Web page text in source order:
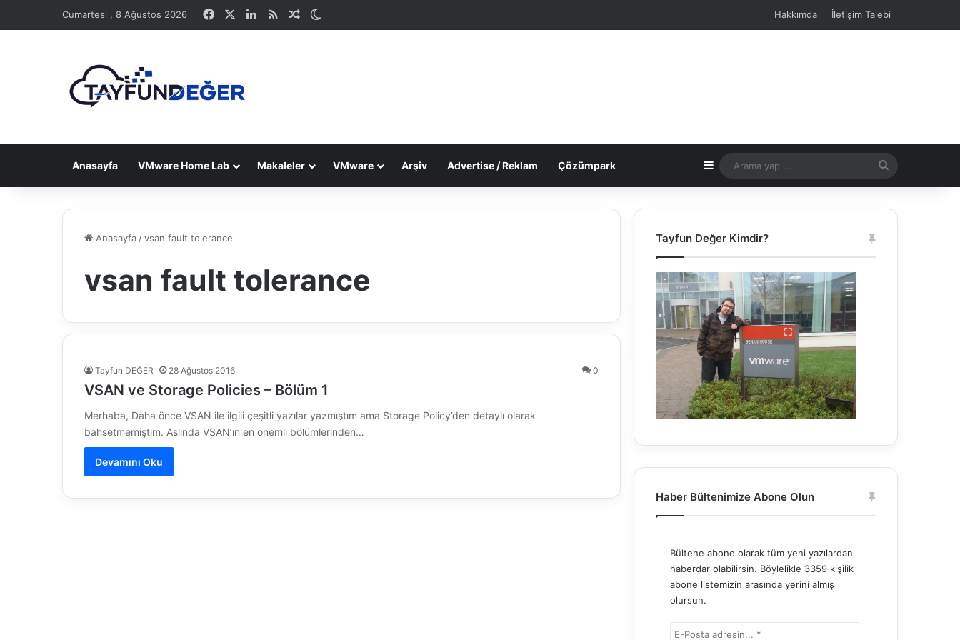
Cumartesi , 8 Ağustos 2026 Facebook LinkedIn
RSS Rastgele Makale Hakkımda İletişim Talebi
Anasayfa VMware Home Lab Makaleler VMware Arşiv Advertise / Reklam Çözümpark Kenar Bölmesi
yap
Anasayfa /vsan fault tolerance
vsan fault tolerance
Tayfun DEĞER 28 Ağustos 2016 0
VSAN ve Storage Policies – Bölüm 1
Merhaba, Daha önce VSAN ile ilgili çeşitli yazılar yazmıştım ama Storage Policy’den detaylı olarak
bahsetmemiştim. Aslında VSAN’ın en önemli bölümlerinden…
Devamını Oku
Tayfun Değer Kimdir?
Haber Bültenimize Abone Olun
Bültene abone olarak tüm yeni yazılardan
haberdar olabilirsin. Böylelikle 3359 kişilik
abone listemizin arasında yerini almış
olursun.